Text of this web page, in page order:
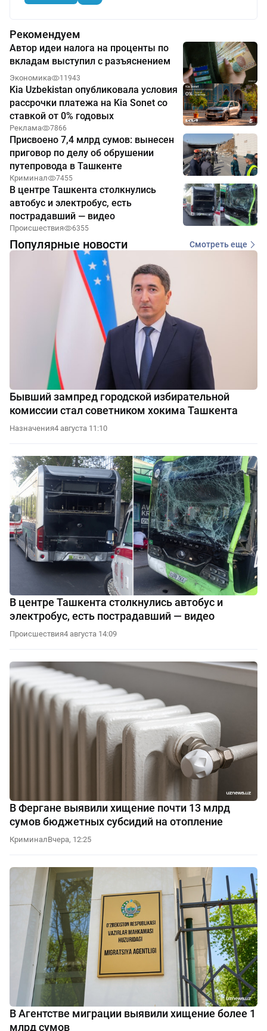
Рекомендуем
Автор идеи налога на проценты по
вкладам выступил с разъяснением
Экономика 11943
Kia Uzbekistan опубликовала условия
рассрочки платежа на Kia Sonet со
ставкой от 0% годовых
Реклама 7866
Присвоено 7,4 млрд сумов: вынесен
приговор по делу об обрушении
путепровода в Ташкенте
Криминал 7455
В центре Ташкента столкнулись
автобус и электробус, есть
пострадавший — видео
Происшествия 6355
Популярные новости Смотреть еще
Бывший зампред городской избирательной
комиссии стал советником хокима Ташкента
Назначения4 августа 11:10
В центре Ташкента столкнулись автобус и
электробус, есть пострадавший — видео
Происшествия4 августа 14:09
В Фергане выявили хищение почти 13 млрд
сумов бюджетных субсидий на отопление
КриминалВчера, 12:25
В Агентстве миграции выявили хищение более 1
млрд сумов